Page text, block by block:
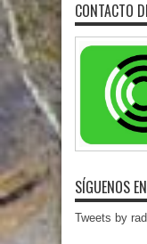
CONTACTO
SÍGUENOS
Tweets by